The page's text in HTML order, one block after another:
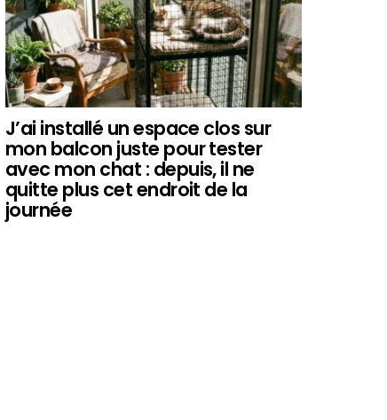
J’ai installé un espace clos sur
mon balcon juste pour tester
avec mon chat : depuis, il ne
quitte plus cet endroit de la
journée